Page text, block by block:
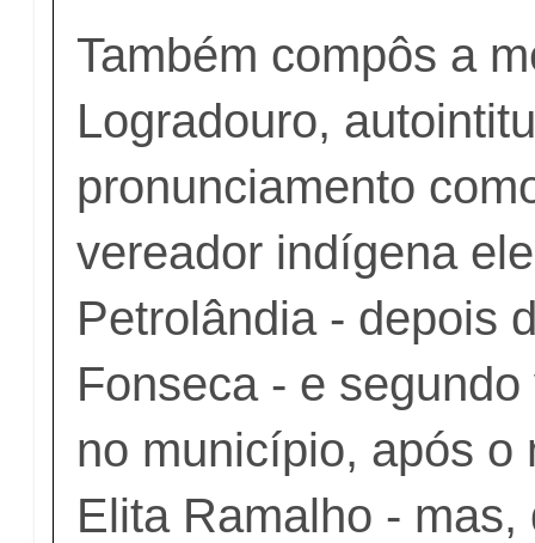
Também compôs a
Logradouro,
pronunciamento
vereador indígena
Petrolândia - depois
Fonseca - e
no município, após o
Elita Ramalho -